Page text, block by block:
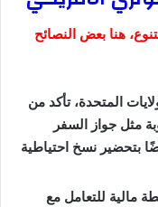
هنا بعض النصائح
المتحدة، تأكد من
مثل جواز السفر
بتحضير نسخ احتياطية
مالية للتعامل مع